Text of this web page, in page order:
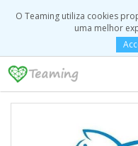
O Teaming utiliza cookies
uma melhor